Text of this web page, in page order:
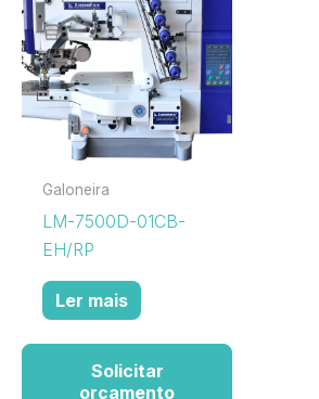
Galoneira
LM-7500D-01CB-
EH/RP
Ler mais
Solicitar
orçamento